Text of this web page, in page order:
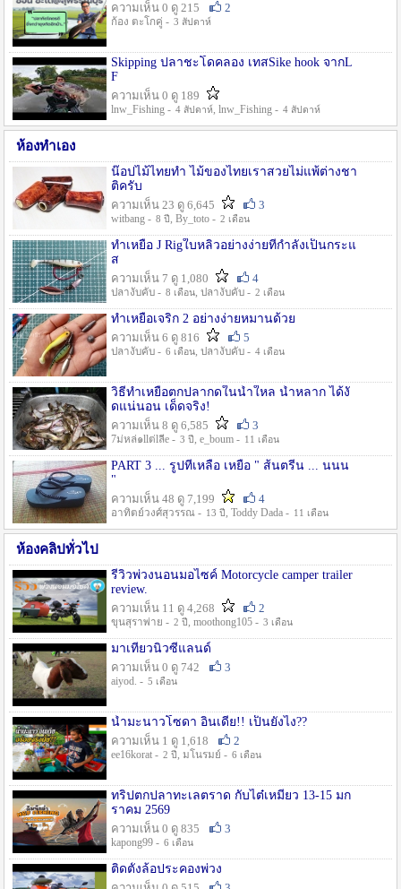
ความเห็น 0 ดู 215
2
ก้อง ตะโกคู่ - 3 สัปดาห์
Skipping ปลาชะโดคลอง เทสSike hook จากL
F
ความเห็น 0 ดู 189
lnw_Fishing - 4 สัปดาห์, lnw_Fishing - 4 สัปดาห์
ห้องทำเอง
น๊อปไม้ไทยทำ ไม้ของไทยเราสวยไม่แพ้ต่างชา
ติครับ
ความเห็น 23 ดู 6,645
3
witbang - 8 ปี , By_toto - 2 เดือน
ทำเหยื่อ J Rigใบหลิวอย่างง่ายที่กำลังเป็นกระแ
ส
ความเห็น 7 ดู 1,080
4
ปลางับคับ - 8 เดือน, ปลางับคับ - 2 เดือน
ทำเหยื่อเจริก 2 อย่างง่ายหมานด้วย
ความเห็น 6 ดู 816
5
ปลางับคับ - 6 เดือน, ปลางับคับ - 4 เดือน
วิธีทำเหยื่อตกปลากดในน้ำใหล น้ำหลาก ได้งั
ดแน่นอน เด็ดจริง!
ความเห็น 8 ดู 6,585
3
7ม่หล่๑llต่lลีe - 3 ปี , e_boum - 11 เดือน
PART 3 ... รูปที่เหลือ เหยื่อ " ส้นตรีน ... นนน
"
ความเห็น 48 ดู 7,199
4
อาทิตย์วงศ์สุวรรณ - 13 ปี , Toddy Dada - 11 เดือน
ห้องคลิปทั่วไป
รีวิวพ่วงนอนมอไซค์ Motorcycle camper trailer
review.
ความเห็น 11 ดู 4,268
2
ขุนสุราพ่าย - 2 ปี , moothong105 - 3 เดือน
มาเที่ยวนิวซีแลนด์
ความเห็น 0 ดู 742
3
aiyod. - 5 เดือน
น้ำมะนาวโซดา อินเดีย!! เป็นยังไง??
ความเห็น 1 ดู 1,618
2
ee16korat - 2 ปี , มโนรมย์ - 6 เดือน
ทริปตกปลาทะเลตราด กับไต๋เหมี่ยว 13-15 มก
ราคม 2569
ความเห็น 0 ดู 835
3
kapong99 - 6 เดือน
ติดตั้งล้อประคองพ่วง